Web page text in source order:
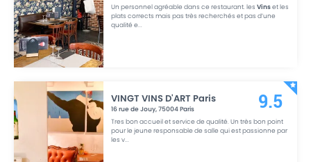
Un personnel agréable dans ce restaurant. lesVinset les
plats corrects mais pas très recherchés et pas d’une
qualité e...
VINGT VINS D'ART Paris
16 rue de Jouy,75004Paris
Tres bon accueil et service de qualité. Un très bon point
pour le jeune responsable de salle qui est passionne par
les v...
9.5